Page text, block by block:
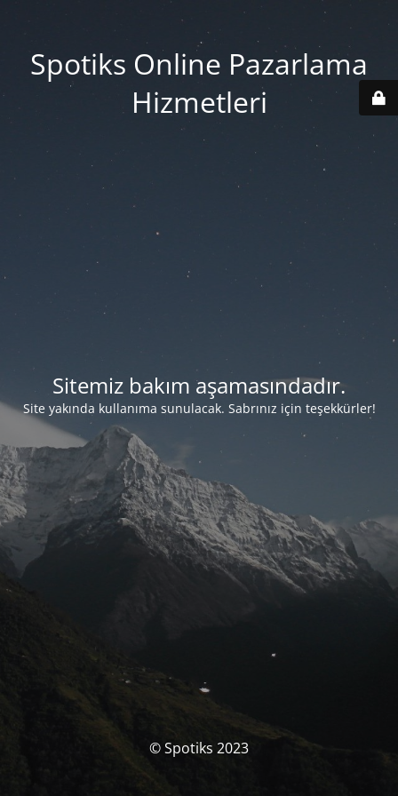
Spotiks Online Pazarlama
Hizmetleri
Sitemiz bakım aşamasındadır.
Site yakında kullanıma sunulacak. Sabrınız için teşekkürler!
© Spotiks 2023